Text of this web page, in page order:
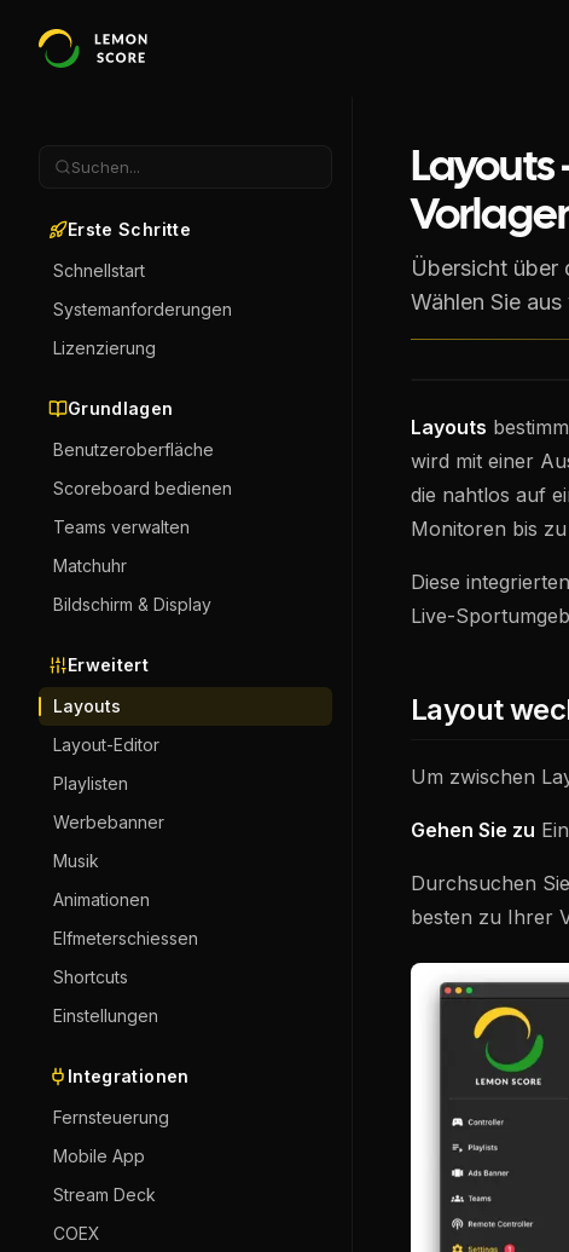
Suchen...
Erste Schritte
Schnellstart
Systemanforderungen
Lizenzierung
Grundlagen
Benutzeroberfläche
Scoreboard bedienen
Teams verwalten
Matchuhr
Bildschirm & Display
Erweitert
Layouts
Layout-Editor
Playlisten
Werbebanner
Musik
Animationen
Elfmeterschiessen
Shortcuts
Einstellungen
Integrationen
Fernsteuerung
Mobile App
Stream Deck
COEX
Layouts
Übersicht über
Wählen Sie
Layouts
wird mit einer
die nahtlos auf
Monitoren bis
Diese
Live-
Layout
Um zwischen
Gehen Sie zu
Durchsuchen
besten zu Ihrer